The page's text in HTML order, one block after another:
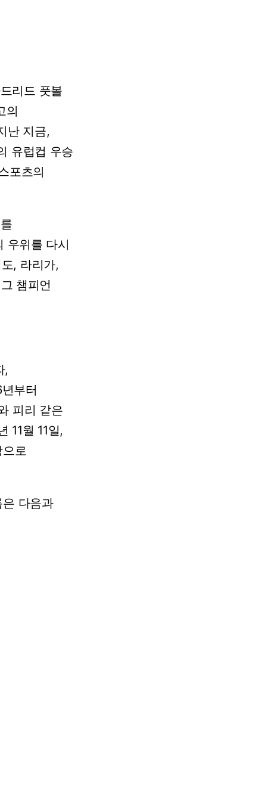
리드 풋볼
의
난 지금,
유럽컵 우승
포츠의
우위를 다시
, 라리가,
챔피언
,
부터
피리 같은
11월 11일,
로
은 다음과